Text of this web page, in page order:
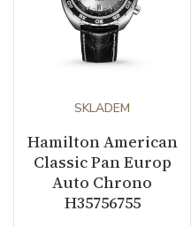
SKLADEM
Hamilton American
Classic Pan Europ
Auto Chrono
H35756755